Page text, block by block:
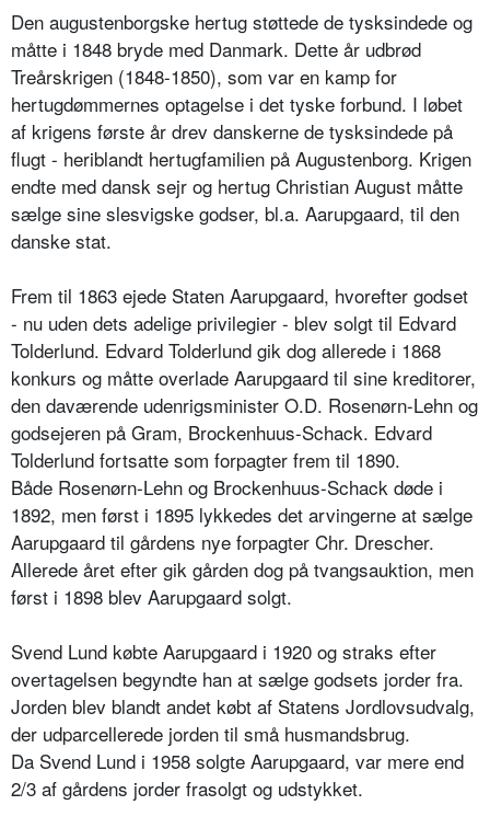
Den augustenborgske hertug støttede de tysksindede og
måtte i 1848 bryde med Danmark. Dette år udbrød
Treårskrigen (1848-1850), som var en kamp for
hertugdømmernes optagelse i det tyske forbund. I løbet
af krigens første år drev danskerne de tysksindede på
flugt - heriblandt hertugfamilien på Augustenborg. Krigen
endte med dansk sejr og hertug Christian August måtte
sælge sine slesvigske godser, bl.a. Aarupgaard, til den
danske stat.
Frem til 1863 ejede Staten Aarupgaard, hvorefter godset
- nu uden dets adelige privilegier - blev solgt til Edvard
Tolderlund. Edvard Tolderlund gik dog allerede i 1868
konkurs og måtte overlade Aarupgaard til sine kreditorer,
den daværende udenrigsminister O.D. Rosenørn-Lehn og
godsejeren på Gram, Brockenhuus-Schack. Edvard
Tolderlund fortsatte som forpagter frem til 1890.
Både Rosenørn-Lehn og Brockenhuus-Schack døde i
1892, men først i 1895 lykkedes det arvingerne at sælge
Aarupgaard til gårdens nye forpagter Chr. Drescher.
Allerede året efter gik gården dog på tvangsauktion, men
først i 1898 blev Aarupgaard solgt.
Svend Lund købte Aarupgaard i 1920 og straks efter
overtagelsen begyndte han at sælge godsets jorder fra.
Jorden blev blandt andet købt af Statens Jordlovsudvalg,
der udparcellerede jorden til små husmandsbrug.
Da Svend Lund i 1958 solgte Aarupgaard, var mere end
2/3 af gårdens jorder frasolgt og udstykket.